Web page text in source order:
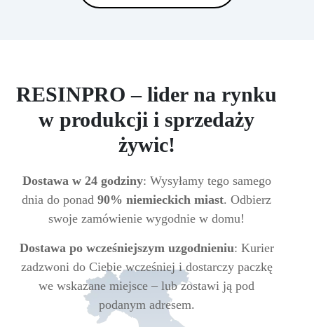
RESINPRO – lider na rynku
w produkcji i sprzedaży
żywic!
Dostawa w 24 godziny: Wysyłamy tego samego
dnia do ponad 90% niemieckich miast. Odbierz
swoje zamówienie wygodnie w domu!
Dostawa po wcześniejszym uzgodnieniu: Kurier
zadzwoni do Ciebie wcześniej i dostarczy paczkę
we wskazane miejsce – lub zostawi ją pod
podanym adresem.